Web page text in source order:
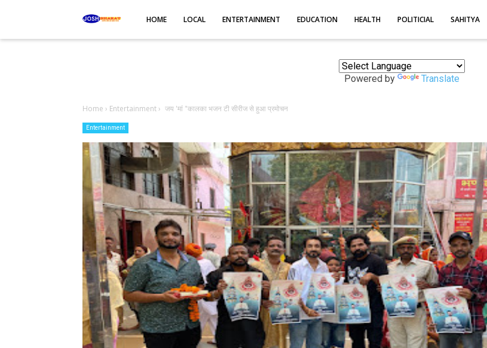
HOME LOCAL ENTERTAINMENT EDUCATION HEALTH POLITICIAL SAHITYA
Powered by Translate
Home › Entertainment› जय 'मां "कालका भजन टी सीरीज से हुआ प्रमोचन
Entertainment